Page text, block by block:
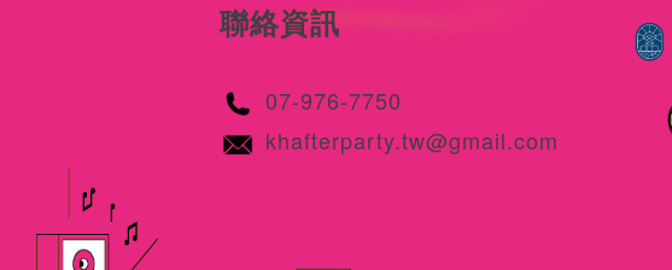
聯絡資訊
07-976-7750
khafterparty.tw@gmail.com